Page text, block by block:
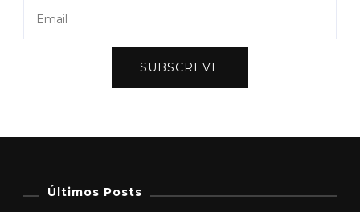
SUBSCREVE
Últimos Posts